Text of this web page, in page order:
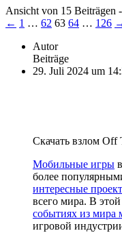
Ansicht von 15 Beiträgen
← 1 … 62 63 64 … 126
Autor
Beiträge
29. Juli 2024 um
Скачать взлом
Мобильные игры
более
интересные
всего мира. В
событиях из мира
игровой